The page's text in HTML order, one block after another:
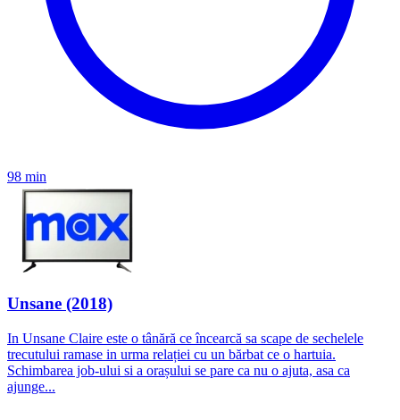
98 min
Unsane (2018)
In Unsane Claire este o tânără ce încearcă sa scape de sechelele
trecutului ramase in urma relației cu un bărbat ce o hartuia.
Schimbarea job-ului si a orașului se pare ca nu o ajuta, asa ca
ajunge...